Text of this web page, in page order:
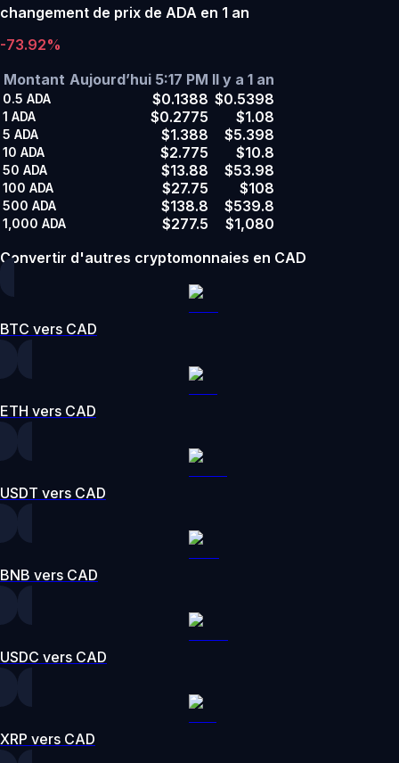
changement de prix de ADA en 1 an
-73.92%
Montant Aujourd’hui 5:17 PM Il y a 1 an
0.5 ADA $0.1388 $0.5398
1 ADA $0.2775 $1.08
5 ADA $1.388 $5.398
10 ADA $2.775 $10.8
50 ADA $13.88 $53.98
100 ADA $27.75 $108
500 ADA $138.8 $539.8
1,000 ADA $277.5
$1,080
Convertir d'autres cryptomonnaies en CAD
BTC vers CAD
ETH vers CAD
USDT vers CAD
BNB vers CAD
USDC vers CAD
XRP vers CAD